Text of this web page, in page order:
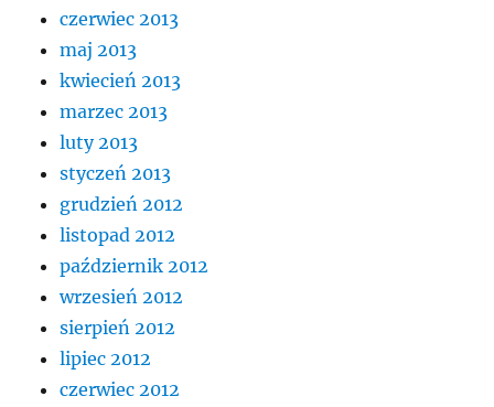
czerwiec 2013
maj 2013
kwiecień 2013
marzec 2013
luty 2013
styczeń 2013
grudzień 2012
listopad 2012
październik 2012
wrzesień 2012
sierpień 2012
lipiec 2012
czerwiec 2012